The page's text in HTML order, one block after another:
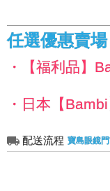
任選優惠賣場
配送流程 寶島眼鏡